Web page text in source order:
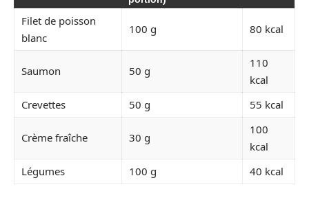
Filet de poisson
blanc
100 g 80 kcal
Saumon 50 g
110
kcal
Crevettes
50 g 55 kcal
Crème fraîche 30 g
100
kcal
Légumes
100 g 40 kcal